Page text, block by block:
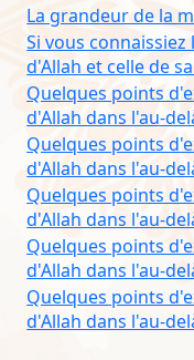
La grandeur de la
Si vous
d'Allah et celle de
Quelques points
d'Allah dans l'au-
Quelques points
d'Allah dans l'au-
Quelques points
d'Allah dans l'au-
Quelques points
d'Allah dans l'au-
Quelques points
d'Allah dans l'au-